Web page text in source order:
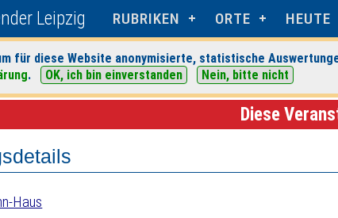
Leipzig RUBRIKEN ORTE HEUTE
für diese Website anonymisierte, statistische
. OK, ich bin einverstanden Nein, bitte nicht
>Suche> Führung >Mendelssohn-Haus> Veranstaltungsdetails
Diese
Haus